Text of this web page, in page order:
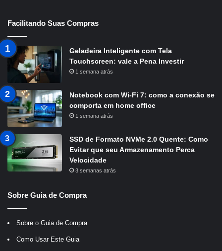
Facilitando Suas Compras
Geladeira Inteligente com Tela
Touchscreen: vale a Pena Investir
1 semana atrás
Notebook com Wi-Fi 7: como a conexão se
comporta em home office
1 semana atrás
SSD de Formato NVMe 2.0 Quente: Como
Evitar que seu Armazenamento Perca
Velocidade
3 semanas atrás
Sobre Guia de Compra
Sobre o Guia de Compra
Como Usar Este Guia